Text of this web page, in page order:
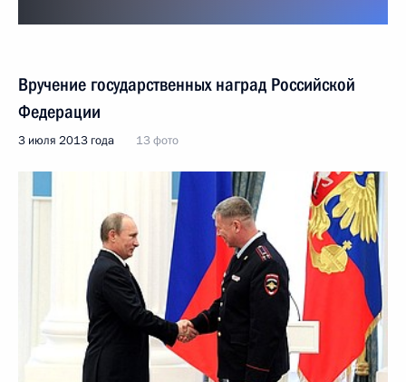
Вручение государственных наград Российской
Федерации
3 июля 2013 года 13 фото